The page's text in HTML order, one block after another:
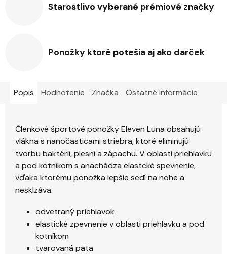
Starostlivo vyberané prémiové značky
Ponožky ktoré potešia aj ako darček
Popis Hodnotenie Značka Ostatné informácie
Členkové športové ponožky Eleven Luna obsahujú
vlákna s nanočasticami striebra, ktoré eliminujú
tvorbu baktérií, plesní a zápachu. V oblasti priehlavku
a pod kotníkom s anachádza elastcké spevnenie,
vďaka ktorému ponožka lepšie sedí na nohe a
nesklzáva.
odvetraný priehlavok
elastické zpevnenie v oblasti priehlavku a pod
kotníkom
tvarovaná päta